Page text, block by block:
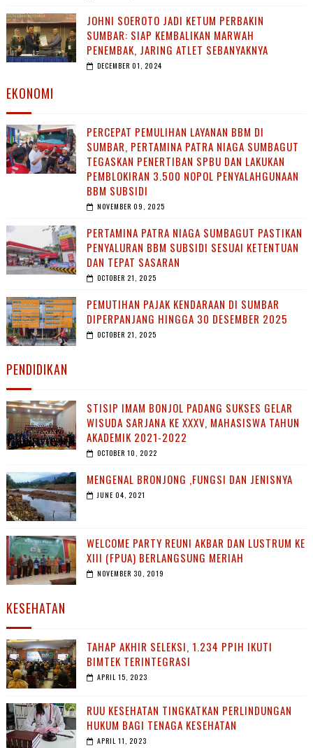
JOHNI SOEROTO JADI KETUM PERBAKIN
SUMBAR: SIAP KEMBALIKAN MARWAH
PENEMBAK, JARING ATLET SEBANYAKNYA
DECEMBER 01, 2024
EKONOMI
PERCEPAT PEMULIHAN LAYANAN BBM DI
SUMBAR, PERTAMINA PATRA NIAGA SUMBAGUT
TEGASKAN PENERTIBAN SPBU DAN LAKUKAN
PEMBLOKIRAN 3.500 NOPOL PENYALAHGUNAAN
BBM SUBSIDI
NOVEMBER 09, 2025
PERTAMINA PATRA NIAGA SUMBAGUT PASTIKAN
PENYALURAN BBM SUBSIDI SESUAI KETENTUAN
DAN TEPAT SASARAN
OCTOBER 21, 2025
PEMUTIHAN PAJAK KENDARAAN DI SUMBAR
DIPERPANJANG HINGGA 30 DESEMBER 2025
OCTOBER 21, 2025
PENDIDIKAN
STISIP IMAM BONJOL PADANG SUKSES GELAR
WISUDA SARJANA KE XXXV, MAHASISWA TAHUN
AKADEMIK 2021-2022
OCTOBER 10, 2022
MENGENAL BRONJONG ,FUNGSI DAN JENISNYA
JUNE 04, 2021
WELCOME PARTY REUNI AKBAR DAN LUSTRUM KE
XIII (FPUA) BERLANGSUNG MERIAH
NOVEMBER 30, 2019
KESEHATAN
TAHAP AKHIR SELEKSI, 1.234 PPIH IKUTI
BIMTEK TERINTEGRASI
APRIL 15, 2023
RUU KESEHATAN TINGKATKAN PERLINDUNGAN
HUKUM BAGI TENAGA KESEHATAN
APRIL 11, 2023